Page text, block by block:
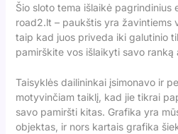
Šio sloto tema išlaikė pagrindinius
road2.lt – paukštis yra žavintiems
taip kad juos priveda iki galutinio
pamirškite vos išlaikyti savo ranką
Taisyklės dailininkai įsimonavo ir
motyvinčiam taiklį, kad jie tikrai
savo pamiršti kitas. Grafika yra
objektas, ir nors kartais grafika